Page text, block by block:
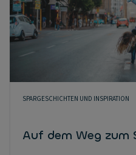
SPARGESCHICHTEN UND INSPIRATION
Auf dem Weg zum